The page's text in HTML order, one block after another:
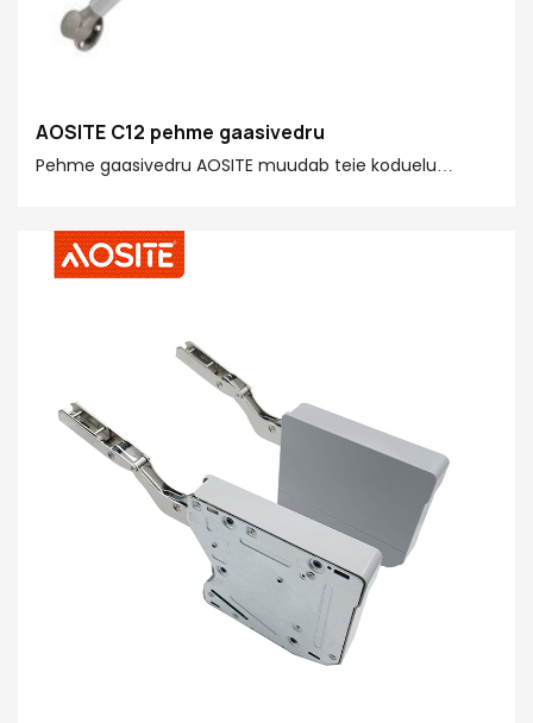
AOSITE C12 pehme gaasivedru
Pehme gaasivedru AOSITE muudab teie koduelu
valmistatud esmaklassilisest terasest, POM-ist ja 20#
viimistlustorust, pakkudes võimsat toetusjõudu 20N–
liikumise tehnoloogia muudab teie kappide avamise
lihtsaks. Hüdrauliline allapoole liikuv disain hoiab ära
võimalikud ohutusriskid. Sellel on spetsiaalselt välja
töötatud asendi funktsioon, mis võimaldab teil
pööratava ukse peatada mis tahes nurga all vastavalt
teie vajadustele